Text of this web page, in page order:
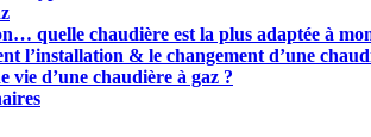
quelle chaudière est la plus adaptée à
l’installation & le changement d’une
vie d’une chaudière à gaz ?